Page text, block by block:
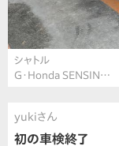
シャトル
G・Honda SENSIN…
yukiさん
初の車検終了